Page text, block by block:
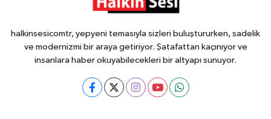
halkinsesicomtr, yepyeni temasıyla sizleri buluştururken, sadelik
ve modernizmi bir araya getiriyor. Şatafattan kaçınıyor ve
insanlara haber okuyabilecekleri bir altyapı sunuyor.